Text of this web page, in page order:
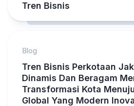
Tren Bisnis
Blog
Tren Bisnis Perkotaan
Dinamis Dan Beragam
Transformasi Kota
Global Yang Modern